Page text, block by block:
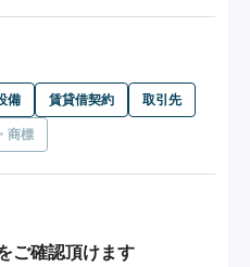
備 賃貸借契約 取引先
商標
ご確認頂けます